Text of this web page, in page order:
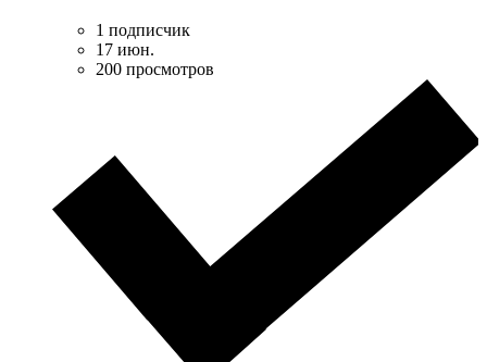
1 подписчик
17 июн.
200 просмотров